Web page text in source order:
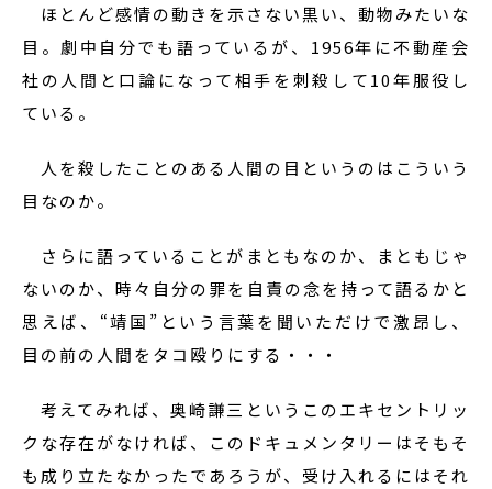
ほとんど感情の動きを示さない黒い、動物みたいな
目。劇中自分でも語っているが、1956年に不動産会
社の人間と口論になって相手を刺殺して10年服役し
ている。
人を殺したことのある人間の目というのはこういう
目なのか。
さらに語っていることがまともなのか、まともじゃ
ないのか、時々自分の罪を自責の念を持って語るかと
思えば、“靖国”という言葉を聞いただけで激昂し、
目の前の人間をタコ殴りにする・・・
考えてみれば、奥崎謙三というこのエキセントリッ
クな存在がなければ、このドキュメンタリーはそもそ
も成り立たなかったであろうが、受け入れるにはそれ